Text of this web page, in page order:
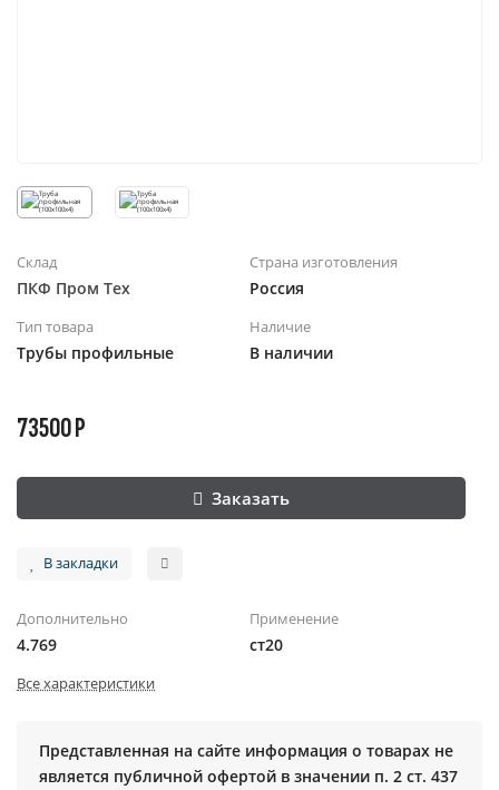
Склад
ПКФ Пром Тех
Страна изготовления
Россия
Тип товара
Трубы профильные
Наличие
В наличии
73500 Р
Заказать
В закладки
Дополнительно
4.769
Применение
ст20
Все характеристики
Представленная на сайте информация о товарах не
является публичной офертой в значении п. 2 ст. 437